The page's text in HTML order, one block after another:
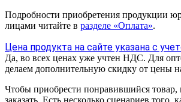
Подробности приобретения продукции
лицами читайте в разделе «Оплата».
Цена продукта на сайте указана с
Да, во всех ценах уже учтен НДС. Для
делаем дополнительную скидку от цены
Чтобы приобрести понравившийся товар,
заказать. Есть несколько сценариев того,